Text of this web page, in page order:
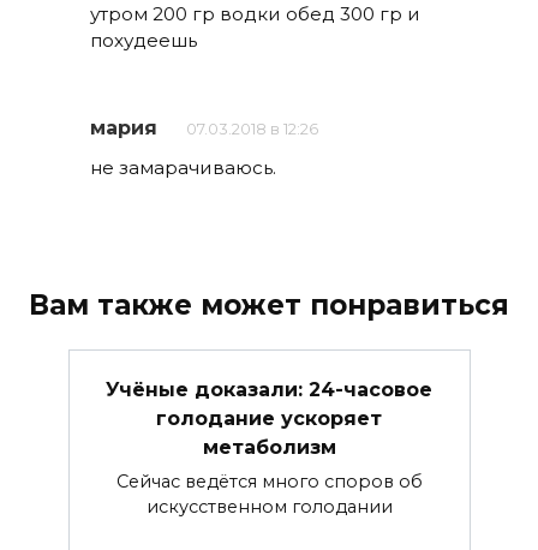
утром 200 гр водки обед 300 гр и
похудеешь
мария 07.03.2018 в 12:26
не замарачиваюсь.
Вам также может понравиться
Учёные доказали: 24-часовое
голодание ускоряет
метаболизм
Сейчас ведётся много споров об
искусственном голодании